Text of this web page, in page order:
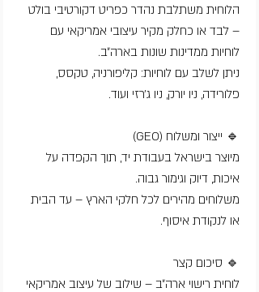
הלוחית משתלבת נהדר כפריט דקורטיבי בולט
– לבד או כחלק מקיר עיצובי אמריקאי עם
לוחיות ממדינות שונות בארה״ב.
ניתן לשלב עם לוחיות: קליפורניה, טקסס,
פלורידה, ניו יורק, ניו ג׳רזי ועוד.
🔹 ייצור ומשלוח (GEO)
מיוצר בישראל בעבודת יד, תוך הקפדה על
איכות, דיוק וגימור גבוה.
משלוחים מהירים לכל חלקי הארץ – עד הבית
או לנקודת איסוף.
🔹 סיכום קצר
לוחית רישוי ארה״ב – שילוב של עיצוב אמריקאי